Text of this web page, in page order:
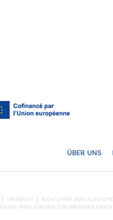
ÜBER UNS
ÜBERSICHT RICHTLINIEN ZUM SCHUTZ
WIRD VON DER EUROPÄISCHEN